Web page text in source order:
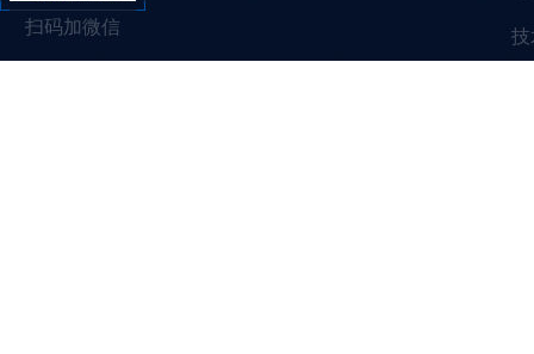
扫码加微信 技